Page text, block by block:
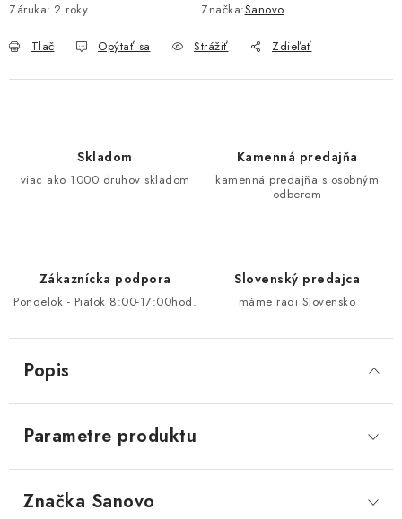
Záruka: 2 roky Značka:Sanovo
Tlač Opýtať sa Strážiť Zdieľať
Skladom
viac ako 1000 druhov skladom
Kamenná predajňa
kamenná predajňa s osobným
odberom
Zákaznícka podpora
Pondelok - Piatok 8:00-17:00hod.
Slovenský predajca
máme radi Slovensko
Popis
Parametre produktu
Značka Sanovo